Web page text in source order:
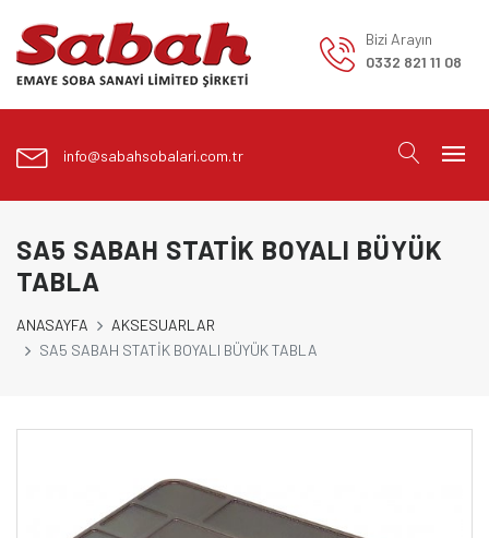
Bizi Arayın
0332 821 11 08
info@sabahsobalari.com.tr
SA5 SABAH STATİK BOYALI BÜYÜK
TABLA
ANASAYFA
AKSESUARLAR
SA5 SABAH STATİK BOYALI BÜYÜK TABLA